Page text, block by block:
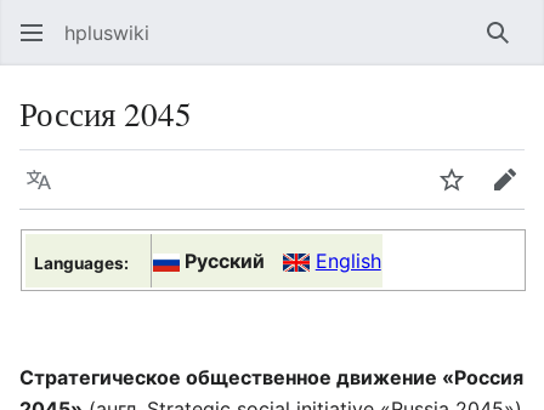
hpluswiki
Россия 2045
Язык Следить
Languages: Русский English
Стратегическое общественное движение «Россия